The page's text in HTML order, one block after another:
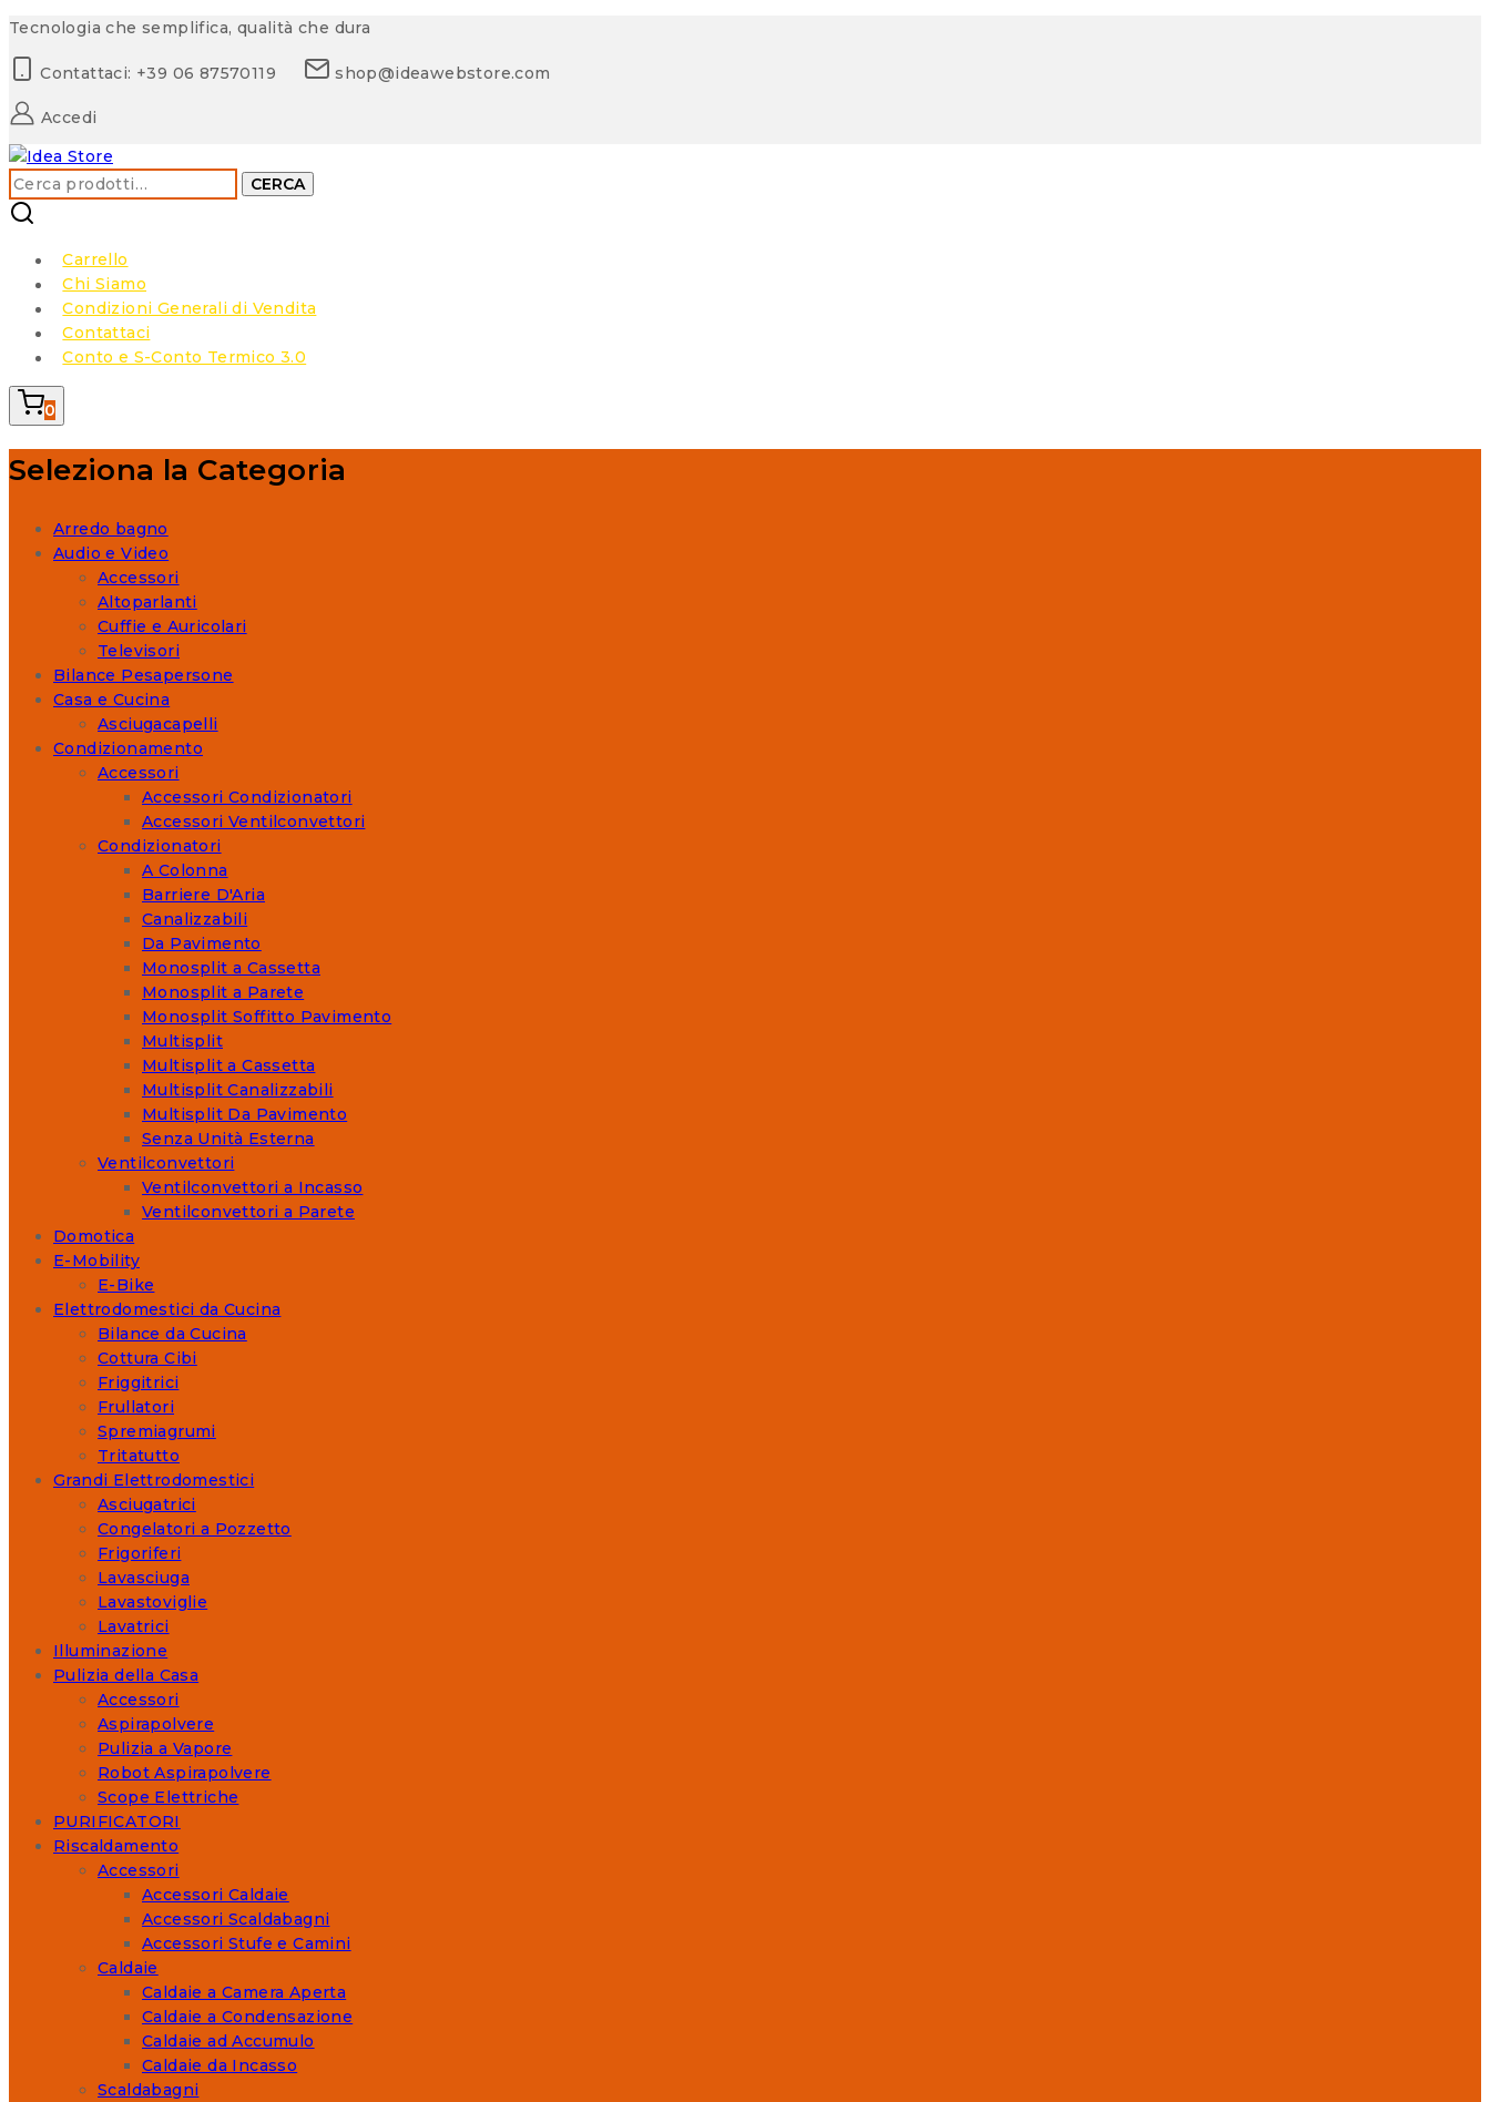
Skip
content
Tecnologia che semplifica, qualità che dura
Contattaci: +39 06 87570119 shop@ideawebstore.com
Accedi
Cerca: CERCA
Carrello
Chi Siamo
Condizioni Generali di Vendita
Contattaci
Conto e S-Conto Termico 3.0
0
Seleziona la Categoria
Arredo bagno
Audio e Video
Accessori
Altoparlanti
Cuffie e Auricolari
Televisori
Bilance Pesapersone
Casa e Cucina
Asciugacapelli
Condizionamento
Accessori
Accessori Condizionatori
Accessori Ventilconvettori
Condizionatori
A Colonna
Barriere D'Aria
Canalizzabili
Da Pavimento
Monosplit a Cassetta
Monosplit a Parete
Monosplit Soffitto Pavimento
Multisplit
Multisplit a Cassetta
Multisplit Canalizzabili
Multisplit Da Pavimento
Senza Unità Esterna
Ventilconvettori
Ventilconvettori a Incasso
Ventilconvettori a Parete
Domotica
E-Mobility
E-Bike
Elettrodomestici da Cucina
Bilance da Cucina
Cottura Cibi
Friggitrici
Frullatori
Spremiagrumi
Tritatutto
Grandi Elettrodomestici
Asciugatrici
Congelatori a Pozzetto
Frigoriferi
Lavasciuga
Lavastoviglie
Lavatrici
Illuminazione
Pulizia della Casa
Accessori
Aspirapolvere
Pulizia a Vapore
Robot Aspirapolvere
Scope Elettriche
PURIFICATORI
Riscaldamento
Accessori
Accessori Caldaie
Accessori Scaldabagni
Accessori Stufe e Camini
Caldaie
Caldaie a Camera Aperta
Caldaie a Condensazione
Caldaie ad Accumulo
Caldaie da Incasso
Scaldabagni